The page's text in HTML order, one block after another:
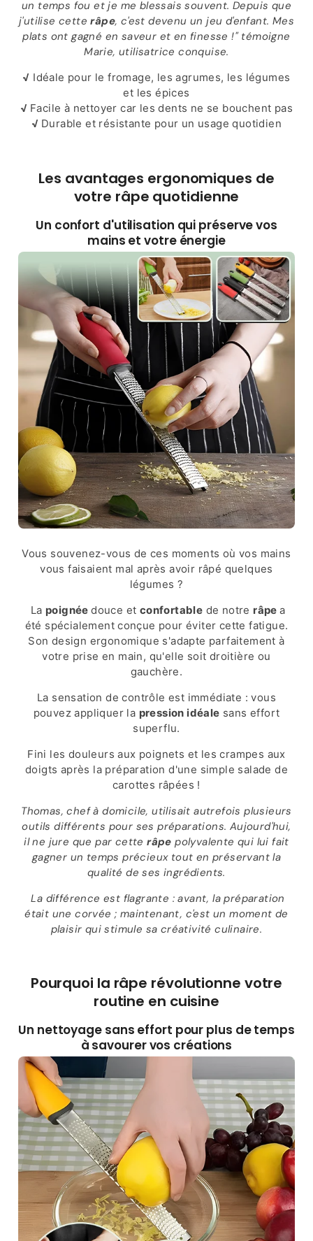
un temps fou et je me blessais souvent. Depuis que
j'utilise cetterâpe, c'est devenu un jeu d'enfant. Mes
plats ont gagné en saveur et en finesse !" témoigne
Marie, utilisatrice conquise.
√ Idéale pour le fromage, les agrumes, les légumes
et les épices
√ Facile à nettoyer car les dents ne se bouchent pas
√ Durable et résistante pour un usage quotidien
Les avantages ergonomiques de
votre râpe quotidienne
Un confort d'utilisation qui préserve vos
mains et votre énergie
Vous souvenez-vous de ces moments où vos mains
vous faisaient mal après avoir râpé quelques
légumes ?
La poignéedouce et confortable de notre râpea
été spécialement conçue pour éviter cette fatigue.
Son design ergonomique s'adapte parfaitement à
votre prise en main, qu'elle soit droitière ou
gauchère.
La sensation de contrôle est immédiate : vous
pouvez appliquer la pression idéale sans effort
superflu.
Fini les douleurs aux poignets et les crampes aux
doigts après la préparation d'une simple salade de
carottes râpées !
Thomas, chef à domicile, utilisait autrefois plusieurs
outils différents pour ses préparations. Aujourd'hui,
il ne jure que par cetterâpepolyvalente qui lui fait
gagner un temps précieux tout en préservant la
qualité de ses ingrédients.
La différence est flagrante : avant, la préparation
était une corvée ; maintenant, c'est un moment de
plaisir qui stimule sa créativité culinaire.
Pourquoi la râpe révolutionne votre
routine en cuisine
Un nettoyage sans effort pour plus de temps
à savourer vos créations